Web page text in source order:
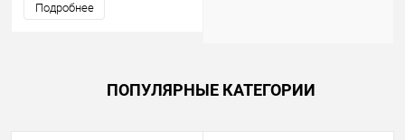
Подробнее
ПОПУЛЯРНЫЕ КАТЕГОРИИ